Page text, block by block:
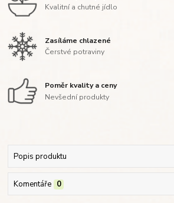
Kvalitní a chutné jídlo
Zasíláme chlazené
Čerstvé potraviny
Poměr kvality a ceny
Nevšední produkty
Popis produktu
Komentáře 0